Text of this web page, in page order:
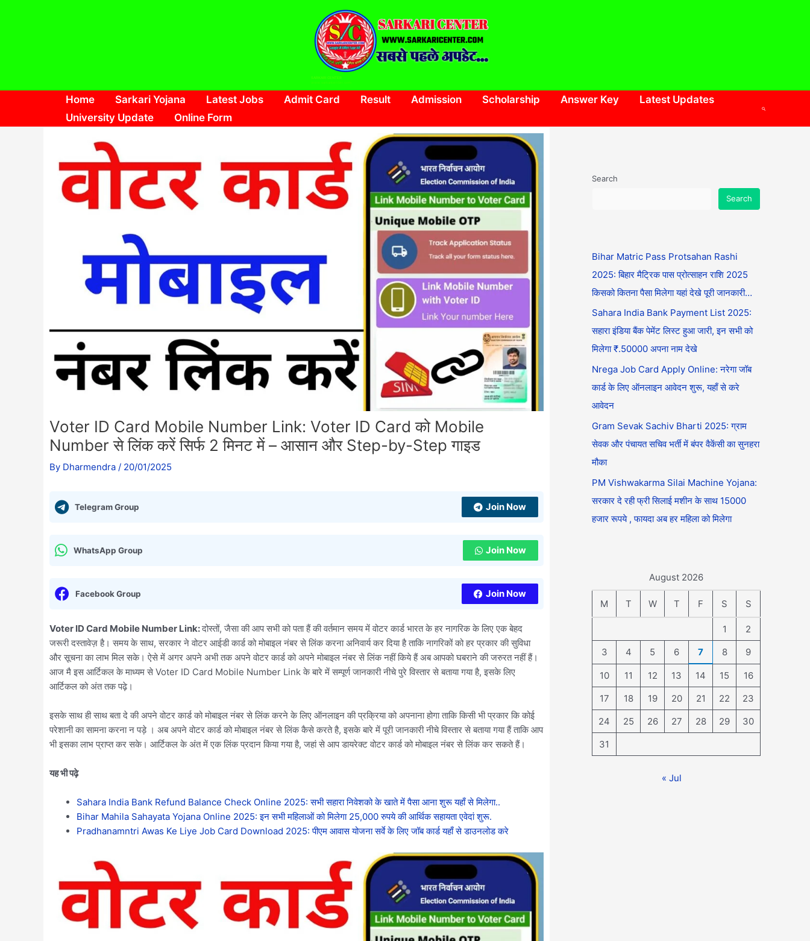
SARKARI CENTER
Home Sarkari Yojana Latest Jobs Admit Card Result Admission Scholarship Answer Key
Latest Updates
University Update
Online Form
Search
Voter ID Card Mobile Number Link: Voter ID Card को Mobile
Number से लिंक करें सिर्फ 2 मिनट में – आसान और Step-by-Step गाइड
By Dharmendra / 20/01/2025
Telegram Group Join Now
WhatsApp Group Join Now
Facebook Group Join Now
Voter ID Card Mobile Number Link:दोस्तों, जैसा की आप सभी को पता हैं की वर्तमान समय में वोटर कार्ड भारत के हर नागरिक के लिए एक बेहद
जरूरी दस्तावेज़ है। समय के साथ, सरकार ने वोटर आईडी कार्ड को मोबाइल नंबर से लिंक करना अनिवार्य कर दिया है ताकि नागरिकों को हर प्रकार की सुविधा
और सूचना का लाभ मिल सके। ऐसे में अगर अपने अभी तक अपने वोटर कार्ड को अपने मोबाइल नंबर से लिंक नहीं किये हैं अब आपको घबराने की जरुरत नहीं हैं।
आज मै इस आर्टिकल के माध्यम से Voter ID Card Mobile Number Link के बारे में सम्पूर्ण जानकारी नीचे पुरे विस्तार से बताया गया है, इसके लिए
आर्टिकल को अंत तक पढ़े।
इसके साथ ही साथ बता दे की अपने वोटर कार्ड को मोबाइल नंबर से लिंक करने के लिए ऑनलाइन की प्रक्रिया को अपनाना होगा ताकि किसी भी प्रकार कि कोई
परेशानी का सामना करना न पड़े । अब अपने वोटर कार्ड को मोबाइल नंबर से लिंक कैसे करते है, इसके बारे में पूरी जानकारी नीचे विस्तार से बताया गया हैं ताकि आप
भी इसका लाभ प्राप्त कर सके। आर्टिकल के अंत में एक लिंक प्रदान किया गया है, जहां से आप डायरेक्ट वोटर कार्ड को मोबाइल नंबर से लिंक कर सकते हैं।
यह भी पढ़े
Sahara India Bank Refund Balance Check Online 2025: सभी सहारा निवेशको के खाते में पैसा आना शुरू यहाँ से मिलेगा..
Bihar Mahila Sahayata Yojana Online 2025: इन सभी महिलाओं को मिलेगा 25,000 रुपये की आर्थिक सहायता एवेदां शुरू.
Pradhanamntri Awas Ke Liye Job Card Download 2025: पीएम आवास योजना सर्वे के लिए जॉब कार्ड यहाँ से डाउनलोड करे
Search
Search
Bihar Matric Pass Protsahan Rashi
2025: बिहार मैट्रिक पास प्रोत्साहन राशि 2025
किसको कितना पैसा मिलेगा यहां देखे पूरी जानकारी…
Sahara India Bank Payment List 2025:
सहारा इंडिया बैंक पेमेंट लिस्ट हुआ जारी, इन सभी को
मिलेगा ₹.50000 अपना नाम देखे
Nrega Job Card Apply Online: नरेगा जॉब
कार्ड के लिए ऑनलाइन आवेदन शुरू, यहाँ से करे
आवेदन
Gram Sevak Sachiv Bharti 2025: ग्राम
सेवक और पंचायत सचिव भर्ती में बंपर वैकेंसी का सुनहरा
मौका
PM Vishwakarma Silai Machine Yojana:
सरकार दे रही फ्री सिलाई मशीन के साथ 15000
हजार रूपये , फायदा अब हर महिला को मिलेगा
August 2026
M T W T F S S
1
2
3
4 5 6 7 8 9
10 11 12 13 14 15
16
17
18 19 20 21 22
23
24
25 26 27 28 29
30
31
« Jul